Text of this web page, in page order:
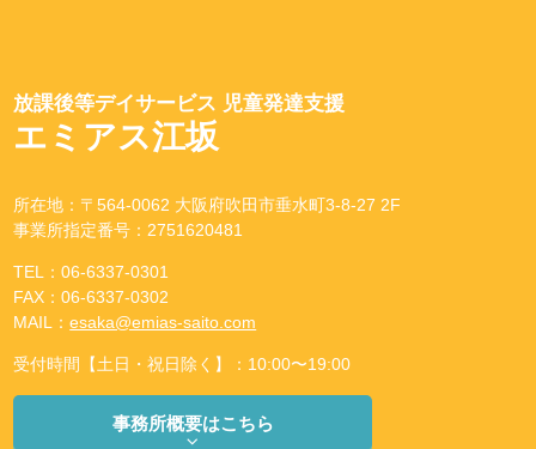
放課後等デイサービス 児童発達支援
エミアス江坂
所在地：〒564-0062 大阪府吹田市垂水町3-8-27 2F
事業所指定番号：2751620481
TEL：06-6337-0301
FAX：06-6337-0302
MAIL：esaka@emias-saito.com
受付時間【土日・祝日除く】：10:00〜19:00
事務所概要はこちら